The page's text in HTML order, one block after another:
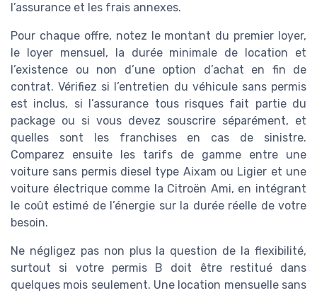
l’assurance et les frais annexes.
Pour chaque offre, notez le montant du premier loyer,
le loyer mensuel, la durée minimale de location et
l’existence ou non d’une option d’achat en fin de
contrat. Vérifiez si l’entretien du véhicule sans permis
est inclus, si l’assurance tous risques fait partie du
package ou si vous devez souscrire séparément, et
quelles sont les franchises en cas de sinistre.
Comparez ensuite les tarifs de gamme entre une
voiture sans permis diesel type Aixam ou Ligier et une
voiture électrique comme la Citroën Ami, en intégrant
le coût estimé de l’énergie sur la durée réelle de votre
besoin.
Ne négligez pas non plus la question de la flexibilité,
surtout si votre permis B doit être restitué dans
quelques mois seulement. Une location mensuelle sans